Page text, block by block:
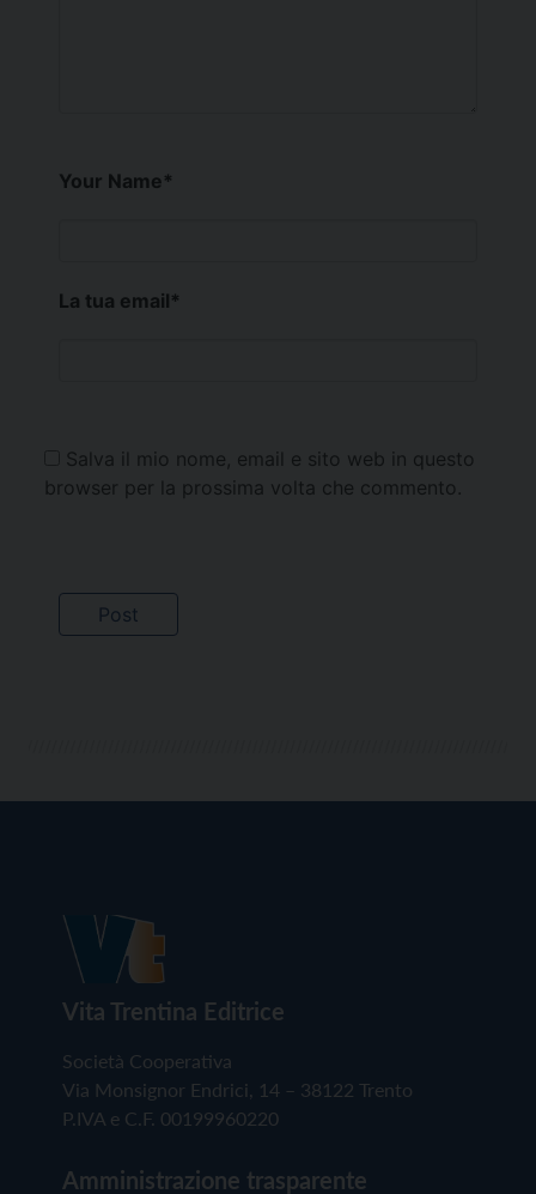
Your Name*
La tua email*
Salva il mio nome, email e sito web in questo
browser per la prossima volta che commento.
Vita Trentina Editrice
Società Cooperativa
Via Monsignor Endrici, 14 – 38122 Trento
P.IVA e C.F. 00199960220
Amministrazione trasparente